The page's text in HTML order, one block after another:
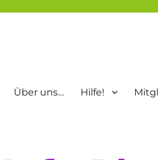
Über uns… Hilfe!